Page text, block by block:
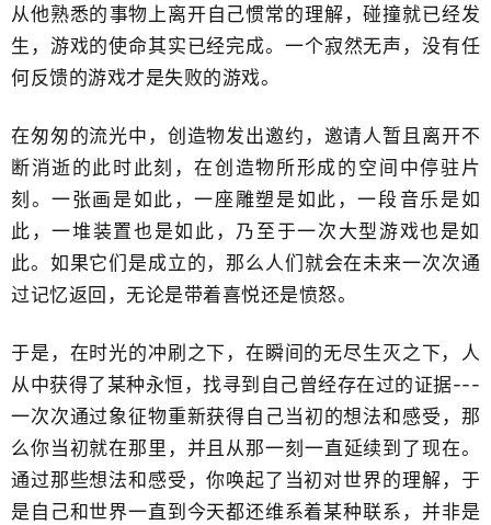
从他熟悉的​事物上离开自己惯常的理解，碰撞就已经发
生，游戏的使命其实已经完成。​一个寂然无声，没有任
何反馈的游戏才是失败的游戏。
在匆匆的流光中，创造物发出邀约，邀请人暂且离开不
断消逝的此时此刻，在创造物所形成的​空间中停驻片
刻。一张画是如此，一座雕塑是如此，一段​音乐是如
此，一堆装置也是如此，乃至于一次大型游戏也是如
此。如果它们是成立的，那么人们就会在未来一次次通
过记忆返回，无论是带着喜悦还是愤怒。
于是，在时光的冲刷之下，在瞬间的无尽生灭之下，​人
从中获得了某种永恒，找寻到自己曾经存在过的证据---
一次次通过象征物重新获得自己当初的想法和感受，那
么你当初就在那里，并且从​那一刻一直延续到了现在。
通过那些想法和感受，你唤起了当初对世界的​理解，于
是自己和世界一直到今天都还维系着某种联系​，并非是